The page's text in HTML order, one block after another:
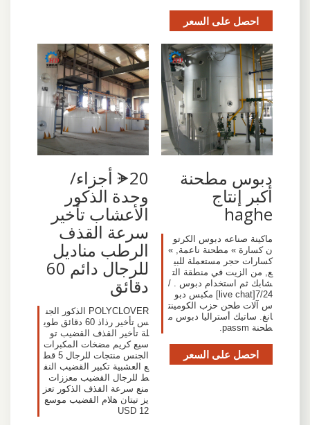
احصل على السعر
دبوس مطحنة
أكبر إنتاج
haghe
ماكينة صناعه دبوس الكرتو
ن كسارة » مطحنة ناعمة, »
كسارات حجر مستعملة للبي
ع, من الزيت في منطقة الت
شابك ثم استخدام دبوس . /
7/24[live chat] مكبس دبو
س آلات طحن حزب الكومينت
انغ. ساتيك أستراليا دبوس م
طحنة passm.
احصل على السعر
ᗚ20 أجزاء/
وحدة الذكور
الأعشاب تأخير
سرعة القذف
الرطب مناديل
للرجال دائم 60
دقائق
POLYCLOVER الذكور الجن
س تأخير رذاذ 60 دقائق طوي
لة تأخير القذف القضيب تو
سيع كريم مضخات المكبرات
الجنس منتجات للرجال 5 قط
ع العشبية تكبير القضيب النف
ط للرجال القضيب معززات
منع سرعة القذف الذكور تعز
يز تيتان هلام القضيب موسع
USD 12